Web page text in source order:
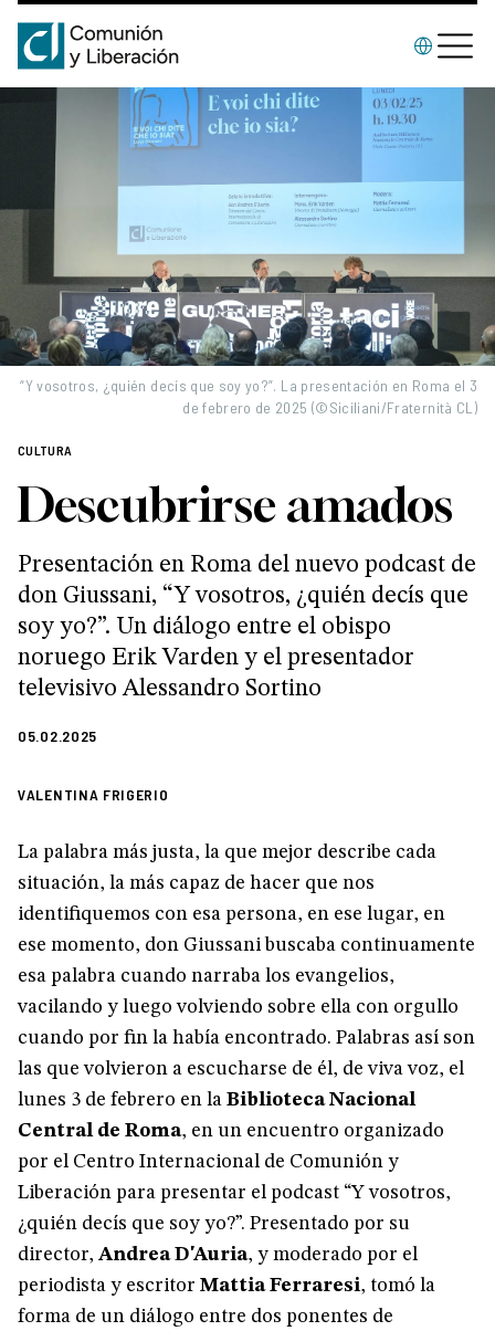
CULTURA
Descubrirse amados
Presentación en Roma del nuevo podcast de
don Giussani, “Y vosotros, ¿quién decís que
soy yo?”. Un diálogo entre el obispo
noruego Erik Varden y el presentador
televisivo Alessandro Sortino
05.02.2025
VALENTINA FRIGERIO
“Y vosotros, ¿quién decís que soy yo?”. La presentación en Roma el 3
de febrero de 2025 (©Siciliani/Fraternità CL)
La palabra más justa, la que mejor describe cada
situación, la más capaz de hacer que nos
identifiquemos con esa persona, en ese lugar, en
ese momento, don Giussani buscaba continuamente
esa palabra cuando narraba los evangelios,
vacilando y luego volviendo sobre ella con orgullo
cuando por fin la había encontrado. Palabras así son
las que volvieron a escucharse de él, de viva voz, el
lunes 3 de febrero en la Biblioteca Nacional
Central de Roma, en un encuentro organizado
por el Centro Internacional de Comunión y
Liberación para presentar el podcast “Y vosotros,
¿quién decís que soy yo?”. Presentado por su
director, Andrea D'Auria, y moderado por el
periodista y escritor Mattia Ferraresi, tomó la
forma de un diálogo entre dos ponentes de